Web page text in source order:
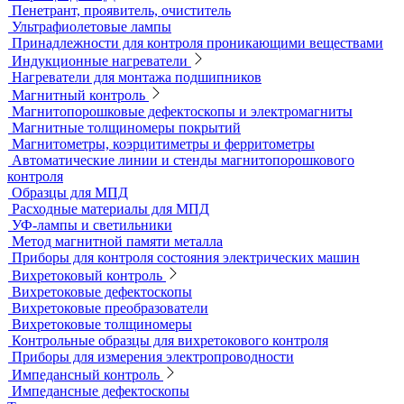
Комбинированные твердомеры
Комплектующие к твердомерам
Меры твердости
Микротвердомеры
Нанотвердомеры
Портативные твердомеры
Твердомеры резины и пластмасс (дюрометры)
Универсальные твердомеры
Переносные твердомеры
Датчики для твердомеров
Дефектоскопы электролитические
Контроль проникающими веществами
Образцы для ЦД
Пенетрант, проявитель, очиститель
Ультрафиолетовые лампы
Принадлежности для контроля проникающими веществами
Индукционные нагреватели
Нагреватели для монтажа подшипников
Магнитный контроль
Магнитопорошковые дефектоскопы и электромагниты
Магнитные толщиномеры покрытий
Магнитометры, коэрцитиметры и ферритометры
Автоматические линии и стенды магнитопорошкового
контроля